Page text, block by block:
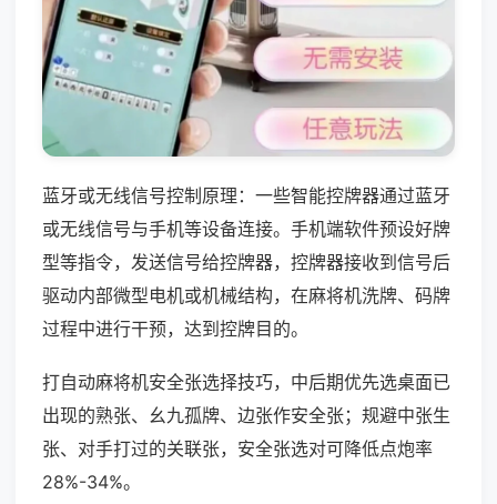
蓝牙或无线信号控制原理：一些智能控牌器通过蓝牙
或无线信号与手机等设备连接。手机端软件预设好牌
型等指令，发送信号给控牌器，控牌器接收到信号后
驱动内部微型电机或机械结构，在麻将机洗牌、码牌
过程中进行干预，达到控牌目的。
打自动麻将机安全张选择技巧，中后期优先选桌面已
出现的熟张、幺九孤牌、边张作安全张；规避中张生
张、对手打过的关联张，安全张选对可降低点炮率
28%-34%。